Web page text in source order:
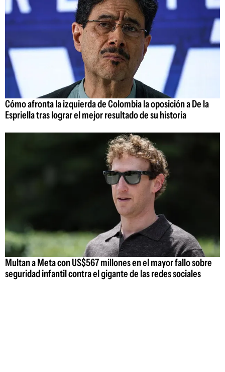
Cómo afronta la izquierda de Colombia la oposición a De la
Espriella tras lograr el mejor resultado de su historia
Multan a Meta con US$567 millones en el mayor fallo sobre
seguridad infantil contra el gigante de las redes sociales